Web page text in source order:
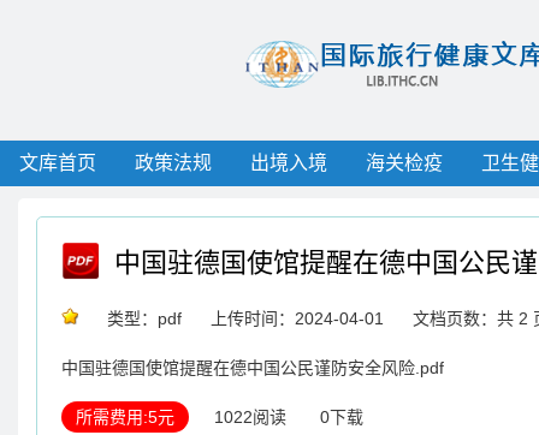
文库首页 政策法规 出境入境 海关检疫 卫生
中国驻德国使馆提醒在德中国公民
类型：pdf 上传时间：2024-04-01 文档页数：共 2
中国驻德国使馆提醒在德中国公民谨防安全风险.pdf
所需费用:5元 1022阅读 0下载